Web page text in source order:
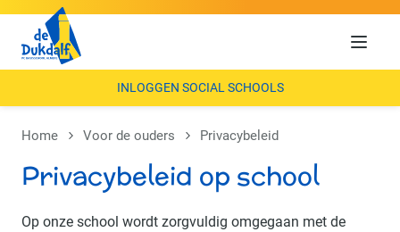
Menu
INLOGGEN SOCIAL SCHOOLS
Home Voor de ouders Privacybeleid
Privacybeleid op school
Op onze school wordt zorgvuldig omgegaan met de